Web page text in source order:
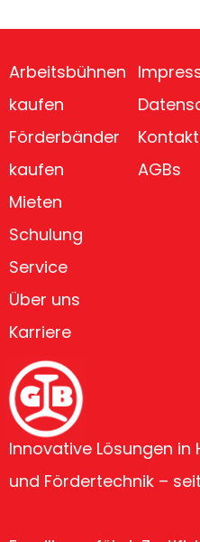
Innovative Lösungen in
und Fördertechnik – seit
Arbeitsbühnen
kaufen
Förderbänder
kaufen
Mieten
Schulung
Service
Über uns
Karriere
Kontakt
AGBs